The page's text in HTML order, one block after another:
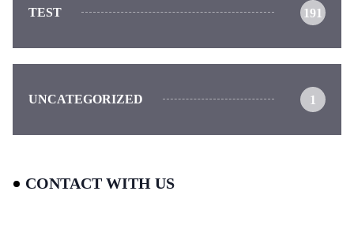
TEST 191
UNCATEGORIZED 1
CONTACT WITH US